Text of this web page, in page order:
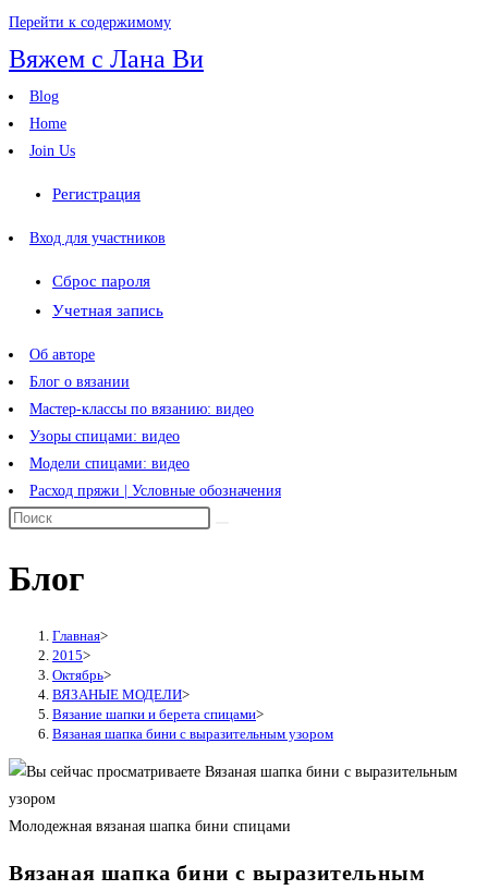
Перейти к содержимому
Вяжем с Лана Ви
Blog
Home
Join Us
Регистрация
Вход для участников
Сброс пароля
Учетная запись
Об авторе
Блог о вязании
Мастер-классы по вязанию: видео
Узоры спицами: видео
Модели спицами: видео
Расход пряжи | Условные обозначения
Блог
Главная>
2015>
Октябрь>
ВЯЗАНЫЕ МОДЕЛИ>
Вязание шапки и берета спицами>
Вязаная шапка бини с выразительным узором
Молодежная вязаная шапка бини спицами
Вязаная шапка бини с выразительным